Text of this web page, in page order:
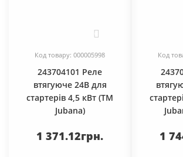
Код товару: 000005998
243704101 Реле
втягуюче 24В для
стартерів 4,5 кВт (TM
Jubana)
1 371.12грн.
Код
1